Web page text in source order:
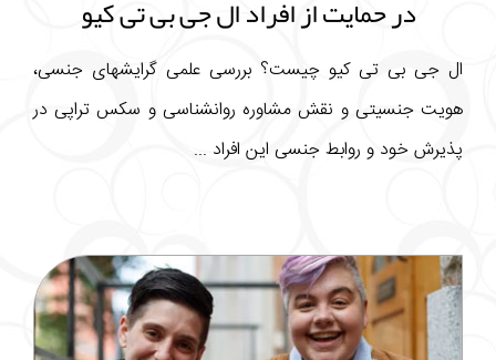
در حمایت از افراد ال جی بی تی کیو
ال جی بی تی کیو چیست؟ بررسی علمی گرایشهای جنسی،
هویت جنسیتی و نقش مشاوره روانشناسی و سکس تراپی در
پذیرش خود و روابط جنسی این افراد ...